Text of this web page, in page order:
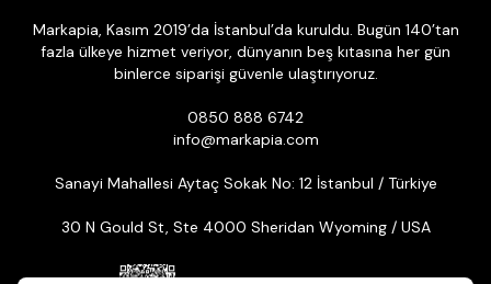
Markapia, Kasım 2019’da İstanbul’da kuruldu. Bugün 140’tan
fazla ülkeye hizmet veriyor, dünyanın beş kıtasına her gün
binlerce siparişi güvenle ulaştırıyoruz.
0850 888 6742
info@markapia.com
Sanayi Mahallesi Aytaç Sokak No: 12 İstanbul / Türkiye
30 N Gould St, Ste 4000 Sheridan Wyoming / USA